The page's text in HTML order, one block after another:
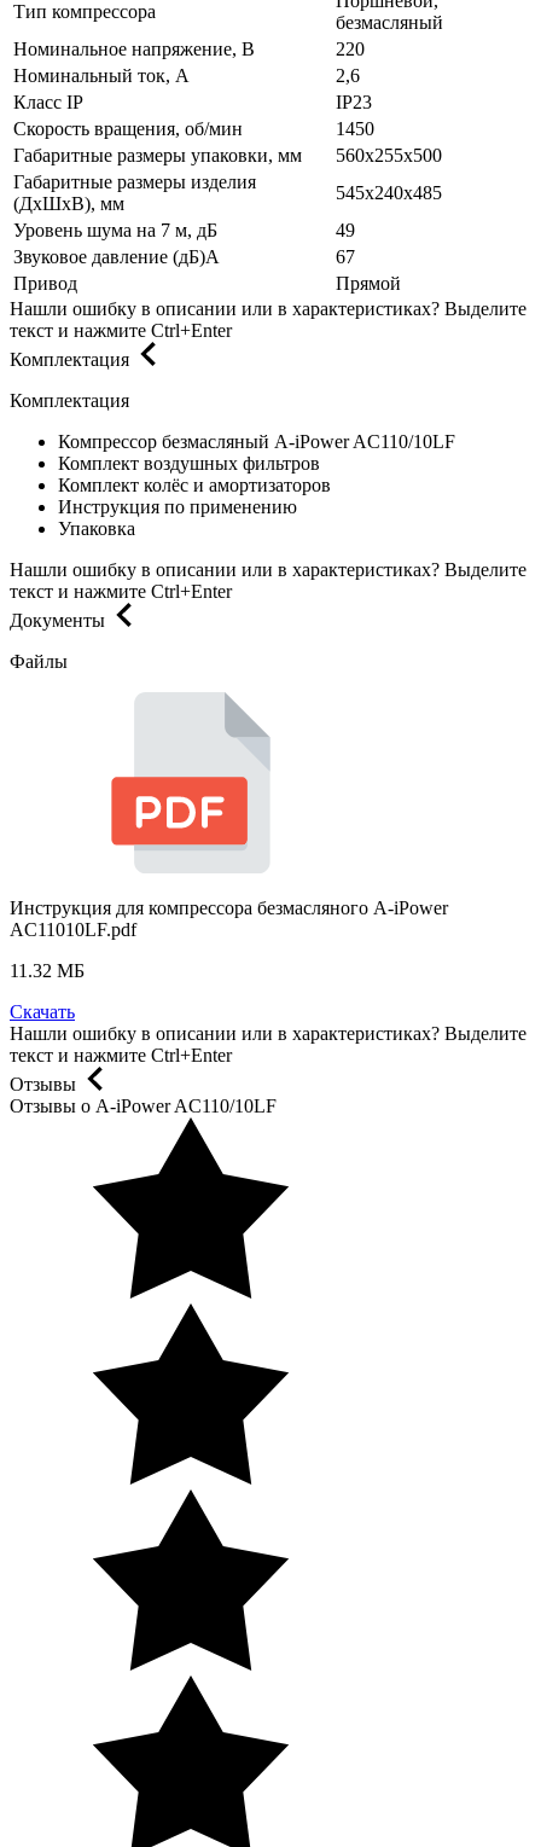
Тип компрессора
безмасляный
Номинальное напряжение, В
220
Номинальный ток, А
2,6
Класс IP
IP23
Скорость вращения, об/мин
1450
Габаритные размеры упаковки, мм
560х255х500
Габаритные размеры изделия
(ДхШхВ), мм
545х240х485
Уровень шума на 7 м, дБ
49
Звуковое давление (дБ)А
67
Привод
Прямой
Нашли ошибку в описании или в характеристиках? Выделите
текст и нажмите Ctrl+Enter
Комплектация
Комплектация
Компрессор безмасляный A-iPower AC110/10LF
Комплект воздушных фильтров
Комплект колёс и амортизаторов
Инструкция по применению
Упаковка
Нашли ошибку в описании или в характеристиках? Выделите
текст и нажмите Ctrl+Enter
Документы
Файлы
Инструкция для компрессора безмасляного A-iPower
AC11010LF.pdf
11.32 МБ
Скачать
Нашли ошибку в описании или в характеристиках? Выделите
текст и нажмите Ctrl+Enter
Отзывы
Отзывы о A-iPower AC110/10LF